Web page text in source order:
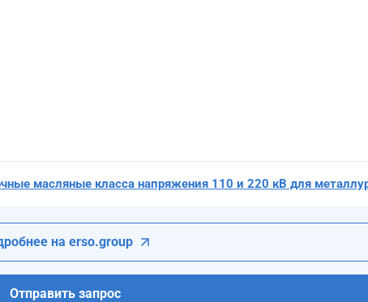
масляные класса напряжения 110 и 220 кВ для
на erso.group
Отправить запрос